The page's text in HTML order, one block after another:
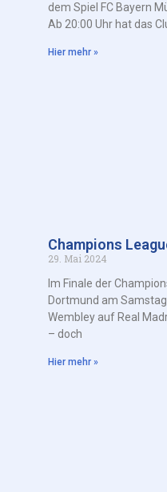
dem Spiel FC Bayern
Ab 20:00 Uhr hat das
Hier mehr »
Champions
29. Mai 2024
Im Finale der
Dortmund am
Wembley auf Real
– doch
Hier mehr »